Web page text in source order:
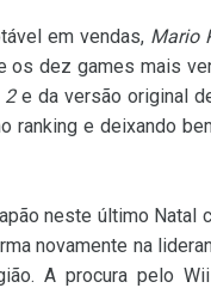
em vendas, Mario
os dez games mais
2e da versão original
ranking e deixando
neste último
novamente na
A procura pelo